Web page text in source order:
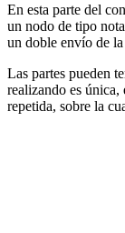
En esta parte del
un nodo de tipo
un doble envío de
Las partes pueden
realizando es única,
repetida, sobre la